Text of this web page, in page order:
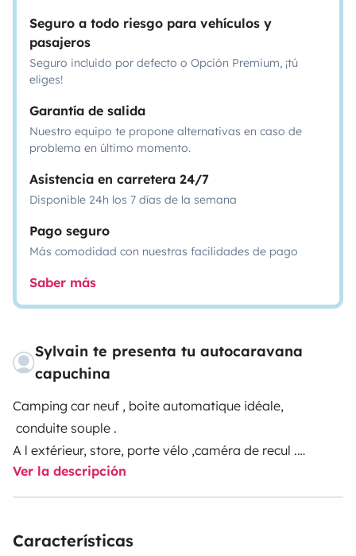
Seguro a todo riesgo para vehículos y
pasajeros
Seguro incluido por defecto o Opción Premium, ¡tú
eliges!
Garantía de salida
Nuestro equipo te propone alternativas en caso de
problema en último momento.
Asistencia en carretera 24/7
Disponible 24h los 7 días de la semana
Pago seguro
Más comodidad con nuestras facilidades de pago
Saber más
Sylvain te presenta tu autocaravana
capuchina
Camping car neuf , boite automatique idéale,
conduite souple .
A l extérieur, store, porte vélo ,caméra de recul .
A l intérieur télévision, gps, climatisation .
Petit coin cuisine sympathique refrigerateur avec
Beaucoup de rangement, coin banquette pour repas ,
Ver la descripción
Características